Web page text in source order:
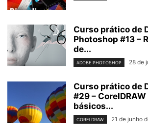
Curso prático de
Photoshop #13 –
de...
ADOBE PHOTOSHOP 28 de
Curso prático de
#29 –
básicos...
CORELDRAW 21 de junho